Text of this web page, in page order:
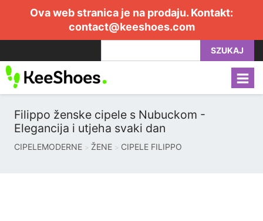
Ova web stranica je na prodaju. Kontakt:
contact@keeshoes.com
SZUKAJ
Filippo ženske cipele s Nubuckom -
Elegancija i utjeha svaki dan
CIPELEMODERNE ŽENE CIPELE FILIPPO